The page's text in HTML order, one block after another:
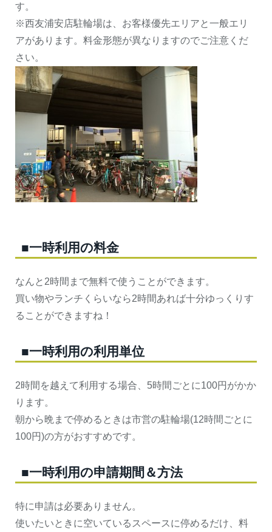
す。
※西友浦安店駐輪場は、お客様優先エリアと一般エリ
アがあります。料金形態が異なりますのでご注意くだ
さい。
■一時利用の料金
なんと2時間まで無料で使うことができます。
買い物やランチくらいなら2時間あれば十分ゆっくりす
ることができますね！
■一時利用の利用単位
2時間を越えて利用する場合、5時間ごとに100円がかか
ります。
朝から晩まで停めるときは市営の駐輪場(12時間ごとに
100円)の方がおすすめです。
■一時利用の申請期間＆方法
特に申請は必要ありません。
使いたいときに空いているスペースに停めるだけ、料